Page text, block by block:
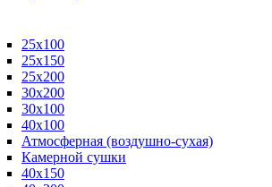
25х100
25х150
25х200
30х200
30х100
40х100
Атмосферная (воздушно-сухая)
Камерной сушки
40х150